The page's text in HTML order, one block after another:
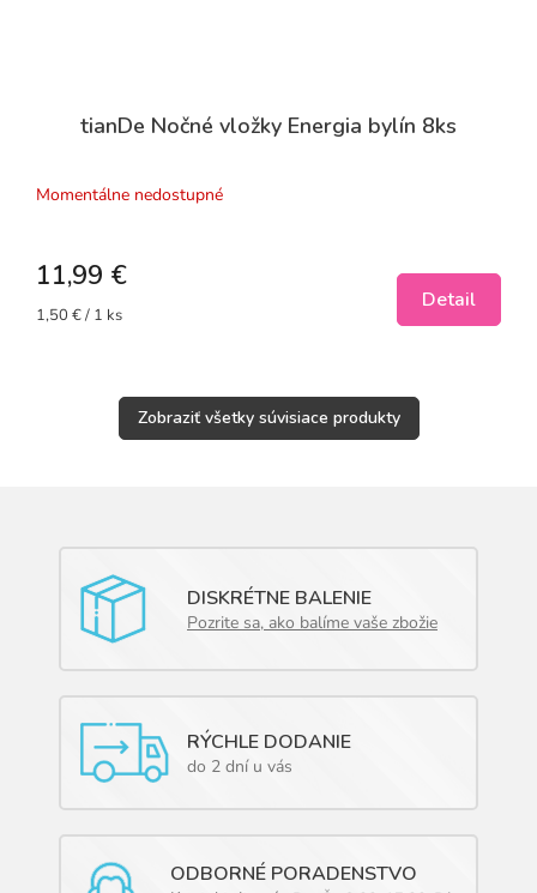
tianDe Nočné vložky Energia bylín 8ks
Momentálne nedostupné
11,99 €
Jednotková
1,50 € / 1 ks
Detail
Zobraziť všetky súvisiace produkty
DISKRÉTNE BALENIE
Pozrite sa, ako balíme vaše zbožie
RÝCHLE DODANIE
do 2 dní u vás
ODBORNÉ PORADENSTVO